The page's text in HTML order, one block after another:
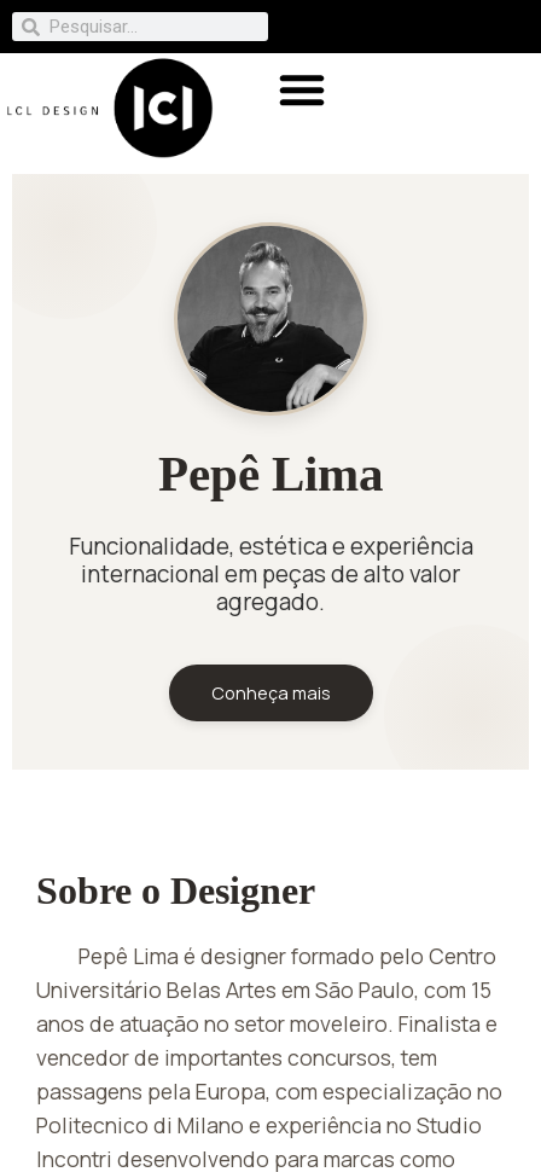
Pepê Lima
Funcionalidade, estética e experiência
internacional em peças de alto valor
agregado.
Conheça mais
Sobre o Designer
Pepê Lima é designer formado pelo Centro
Universitário Belas Artes em São Paulo, com 15
anos de atuação no setor moveleiro. Finalista e
vencedor de importantes concursos, tem
passagens pela Europa, com especialização no
Politecnico di Milano e experiência no Studio
Incontri desenvolvendo para marcas como